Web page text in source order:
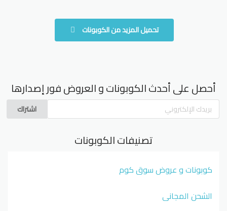
تحميل المزيد من الكوبونات
أحصل على أحدث الكوبونات و العروض فور إصدارها
اشتراك
تصنيفات الكوبونات
كوبونات و عروض سوق كوم
الشحن المجاني